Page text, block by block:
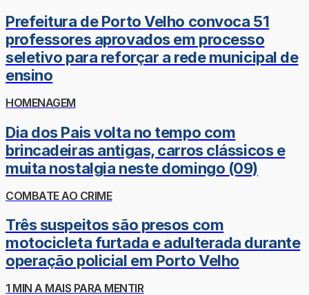
Prefeitura de Porto Velho convoca 51
professores aprovados em processo
seletivo para reforçar a rede municipal de
ensino
HOMENAGEM
Dia dos Pais volta no tempo com
brincadeiras antigas, carros clássicos e
muita nostalgia neste domingo (09)
COMBATE AO CRIME
Três suspeitos são presos com
motocicleta furtada e adulterada durante
operação policial em Porto Velho
1 MIN A MAIS PARA MENTIR